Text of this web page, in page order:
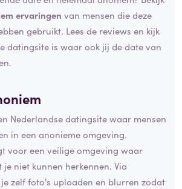
ervaringen van mensen die deze
gebruikt. Lees de reviews en kijk
datingsite is waar ook jij de date van
Nederlandse datingsite waar mensen
in een anonieme omgeving.
voor een veilige omgeving waar
je niet kunnen herkennen. Via
zelf foto's uploaden en blurren zodat